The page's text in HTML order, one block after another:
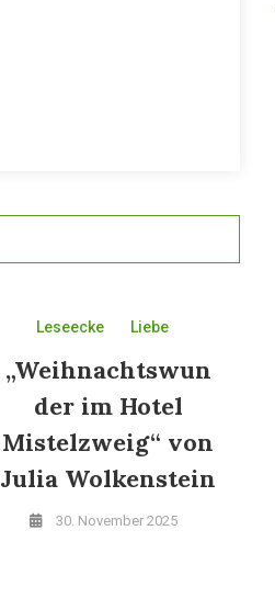
Leseecke Liebe
„Weihnachtswun
der im Hotel
Mistelzweig“ von
Julia Wolkenstein
30. November 2025